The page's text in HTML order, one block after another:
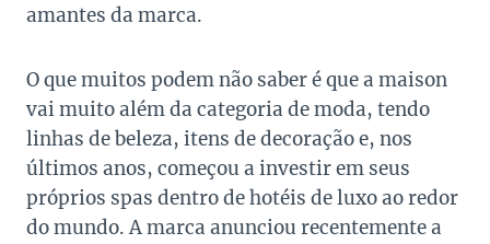
amantes da marca.
O que muitos podem não saber é que a maison
vai muito além da categoria de moda, tendo
linhas de beleza, itens de decoração e, nos
últimos anos, começou a investir em seus
próprios spas dentro de hotéis de luxo ao redor
do mundo. A marca anunciou recentemente a